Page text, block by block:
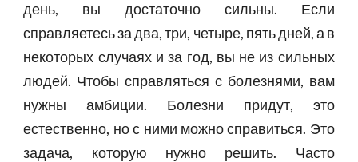
день, вы достаточно сильны. Если
справляетесь за два, три, четыре, пять дней, а в
некоторых случаях и за год, вы не из сильных
людей. Чтобы справляться с болезнями, вам
нужны амбиции. Болезни придут, это
естественно, но с ними можно справиться. Это
задача, которую нужно решить. Часто